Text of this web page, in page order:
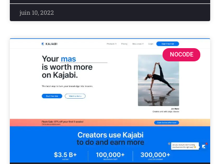
juin 10, 2022
NOCODE